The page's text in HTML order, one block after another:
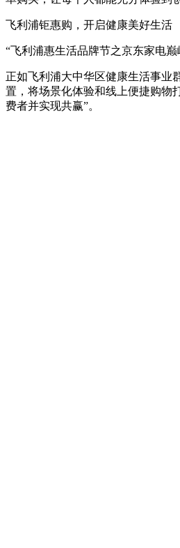
飞利浦钜惠购，开启健康美好生活
“飞利浦惠生活品牌节之京东家电
正如飞利浦大中华区健康生活事业
置，将场景化体验和线上便捷购物
费者并实现共赢”。